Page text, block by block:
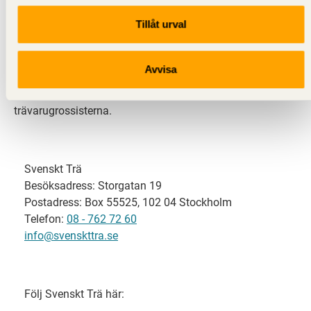
Tillåt urval
Avvisa
Svenskt Trä representerar svensk sågverksindustri
och är en del av branschorganisationen
svensk limträ-, KL-trä- och förpackningsindustri samt
trävarugrossisterna.
Svenskt Trä
Besöksadress: Storgatan 19
Postadress: Box 55525, 102 04 Stockholm
Telefon: 08 - 762 72 60
info@svenskttra.se
Följ Svenskt Trä här: